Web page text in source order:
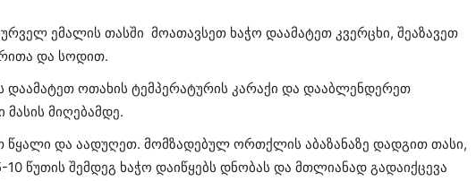
ემალის თასში მოათავსეთ ხაჭო დაამატეთ კვერცხი, შეაზავეთ
და სოდით.
დაამატეთ ოთახის ტემპერატურის კარაქი და დააბლენდერეთ
მიღებამდე.
წყალი და აადუღეთ. მომზადებულ ორთქლის აბაზანაზე დადგით თასი,
10 წუთის შემდეგ ხაჭო დაიწყებს დნობას და მთლიანად გადაიქცევა